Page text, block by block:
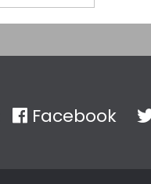
Facebook